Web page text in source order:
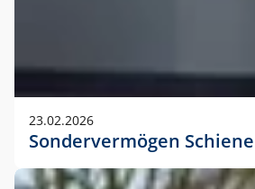
23.02.2026
Sondervermögen